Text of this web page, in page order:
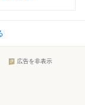
広告を非表示